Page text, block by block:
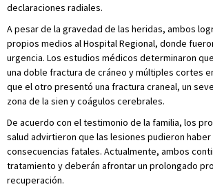
declaraciones radiales.
A pesar de la gravedad de las heridas, ambos
propios medios al Hospital Regional, donde
urgencia. Los estudios médicos determinaron
una doble fractura de cráneo y múltiples cortes
que el otro presentó una fractura craneal, un
zona de la sien y coágulos cerebrales.
De acuerdo con el testimonio de la familia, los
salud advirtieron que las lesiones pudieron
consecuencias fatales. Actualmente, ambos
tratamiento y deberán afrontar un prolongado
recuperación.